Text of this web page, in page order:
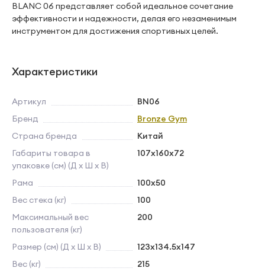
BLANC 06 представляет собой идеальное сочетание
эффективности и надежности, делая его незаменимым
инструментом для достижения спортивных целей.
Характеристики
Артикул
BN06
Бренд
Bronze Gym
Страна бренда
Китай
Габариты товара в
упаковке (см) (Д х Ш х В)
107х160х72
Рама
100х50
Вес стека (кг)
100
Максимальный вес
пользователя (кг)
200
Размер (см) (Д х Ш х В)
123х134.5х147
Вес (кг)
215